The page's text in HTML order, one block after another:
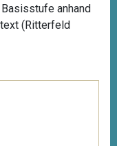
anhand
(Ritterfeld